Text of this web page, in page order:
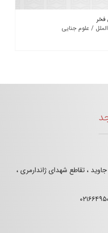
/ علوم جنایی
، تقاطع شهدای ژاندارمری ،